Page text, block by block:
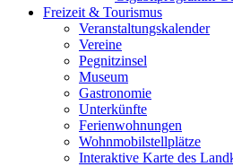
Freizeit & Tourismus
Veranstaltungskalender
Vereine
Pegnitzinsel
Museum
Gastronomie
Unterkünfte
Ferienwohnungen
Wohnmobilstellplätze
Interaktive Karte des